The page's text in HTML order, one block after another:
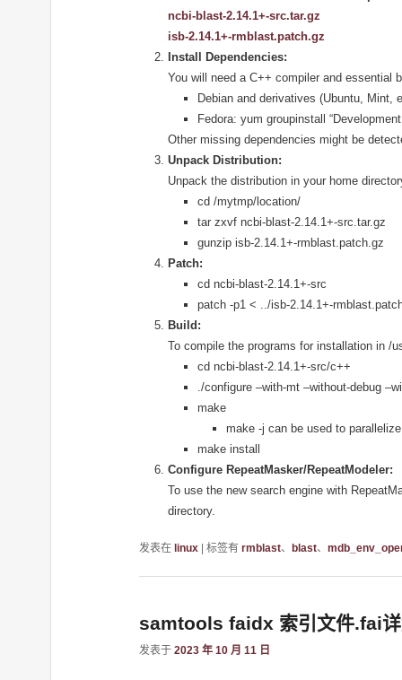
ncbi-blast-2.14.1+-src.tar.gz
isb-2.14.1+-rmblast.patch.gz
Install Dependencies:
You will need a C++ compiler and essential
Debian and derivatives (Ubuntu, Mint,
Fedora: yum groupinstall “Development
Other missing dependencies might be
Unpack Distribution:
Unpack the distribution in your home
cd /mytmp/location/
tar zxvf ncbi-blast-2.14.1+-src.tar.gz
gunzip isb-2.14.1+-rmblast.patch.gz
Patch:
cd ncbi-blast-2.14.1+-src
patch -p1 < ../isb-2.14.1+-
Build:
To compile the programs for installation in /
cd ncbi-blast-2.14.1+-src/c++
./configure –with-mt –without-debug
make
make -j can be used to
make install
Configure RepeatMasker/RepeatModeler:
To use the new search engine with
directory.
发表在 linux 标签有 rmblast、 blast、
samtools faidx 索引文件.fai
发表于 2023 年 10 月 11 日